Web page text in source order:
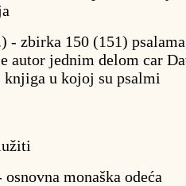
- zbirka 150 (151)
autor jednim delom car
u kojoj su psalmi
monaška odeća